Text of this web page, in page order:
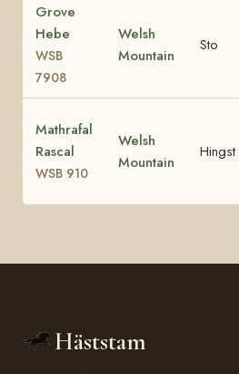
Grove
Hebe
WSB
7908
Welsh
Mountain
Sto
Mathrafal
Rascal
WSB 910
Welsh
Mountain
Hingst
Häststam